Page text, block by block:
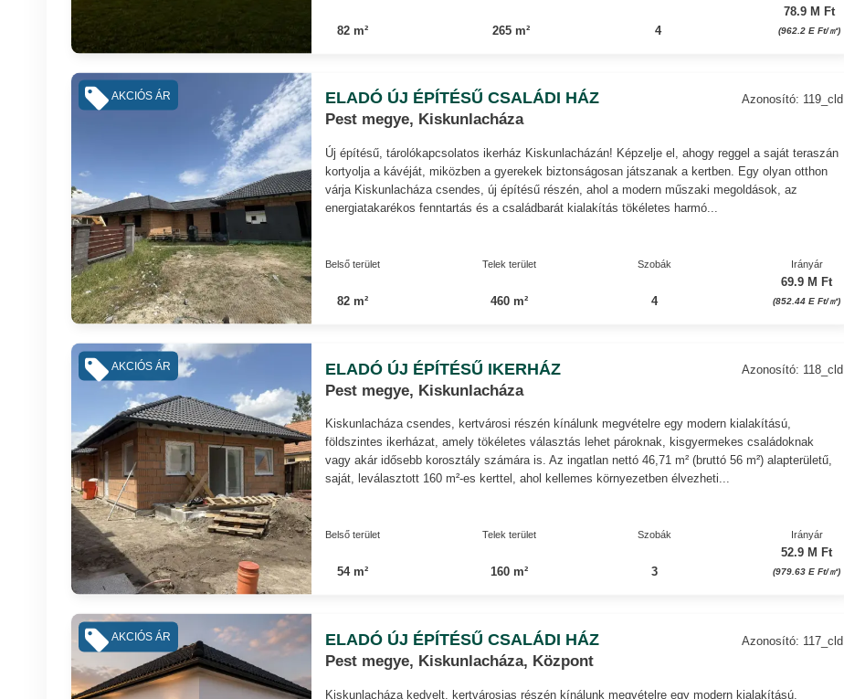
82 m² 265 m² 4
78.9 M Ft
(962.2 E Ft/㎡)
ELADÓ ÚJ ÉPÍTÉSŰ CSALÁDI HÁZ
Pest megye, Kiskunlacháza
Azonosító: 119_cld
Új építésű, tárolókapcsolatos ikerház Kiskunlacházán! Képzelje el, ahogy reggel a saját teraszán
kortyolja a kávéját, miközben a gyerekek biztonságosan játszanak a kertben. Egy olyan otthon
várja Kiskunlacháza csendes, új építésű részén, ahol a modern műszaki megoldások, az
energiatakarékos fenntartás és a családbarát kialakítás tökéletes harmó...
Belső terület
82 m²
Telek terület
460 m²
Szobák
4
Irányár
69.9 M Ft
(852.44 E Ft/㎡)
AKCIÓS ÁR
ELADÓ ÚJ ÉPÍTÉSŰ IKERHÁZ
Pest megye, Kiskunlacháza
Azonosító: 118_cld
Kiskunlacháza csendes, kertvárosi részén kínálunk megvételre egy modern kialakítású,
földszintes ikerházat, amely tökéletes választás lehet pároknak, kisgyermekes családoknak
vagy akár idősebb korosztály számára is. Az ingatlan nettó 46,71 m² (bruttó 56 m²) alapterületű,
saját, leválasztott 160 m²-es kerttel, ahol kellemes környezetben élvezheti...
Belső terület
54 m²
Telek terület
160 m²
Szobák
3
Irányár
52.9 M Ft
(979.63 E Ft/㎡)
AKCIÓS ÁR
ELADÓ ÚJ ÉPÍTÉSŰ CSALÁDI HÁZ
Pest megye, Kiskunlacháza, Központ
Azonosító: 117_cld
Kiskunlacháza kedvelt, kertvárosias részén kínálunk megvételre egy modern kialakítású,
AKCIÓS ÁR